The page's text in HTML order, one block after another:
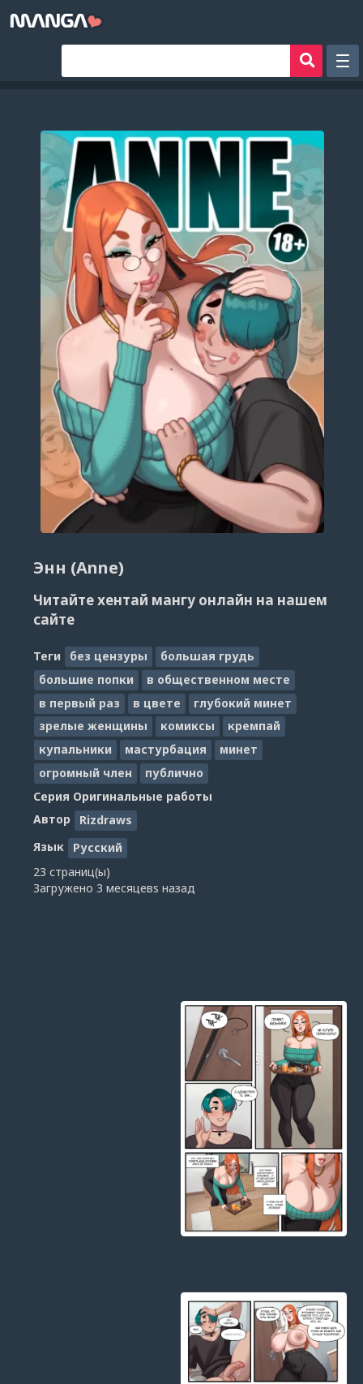
Авторы
Аниме хентай
Сборники манги
Sign in
Register
Энн (Anne)
Читайте хентай мангу онлайн на нашем
сайте
Теги без цензуры
большая грудь
большие попки
в общественном месте
в первый раз
в цвете
глубокий минет
зрелые женщины
комиксы
кремпай
купальники
мастурбация
минет
огромный член
публично
Серия Оригинальные работы
Автор
Rizdraws
Язык
Русский
23 страниц(ы)
Загружено 3 месяцевs назад